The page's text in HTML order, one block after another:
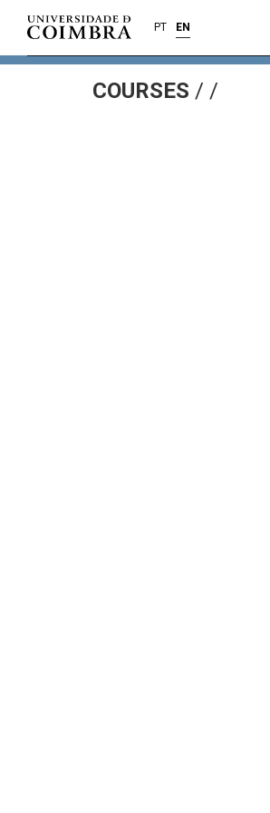
PT EN
COURSES / /